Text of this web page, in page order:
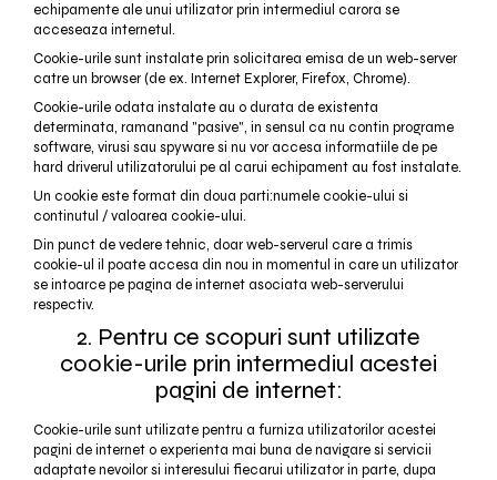
echipamente ale unui utilizator prin intermediul carora se
acceseaza internetul.
Cookie-urile sunt instalate prin solicitarea emisa de un web-server
catre un browser (de ex. Internet Explorer, Firefox, Chrome).
Cookie-urile odata instalate au o durata de existenta
determinata, ramanand "pasive", in sensul ca nu contin programe
software, virusi sau spyware si nu vor accesa informatiile de pe
hard driverul utilizatorului pe al carui echipament au fost instalate.
Un cookie este format din doua parti:numele cookie-ului si
continutul / valoarea cookie-ului.
Din punct de vedere tehnic, doar web-serverul care a trimis
cookie-ul il poate accesa din nou in momentul in care un utilizator
se intoarce pe pagina de internet asociata web-serverului
respectiv.
2. Pentru ce scopuri sunt utilizate
cookie-urile prin intermediul acestei
pagini de internet:
Cookie-urile sunt utilizate pentru a furniza utilizatorilor acestei
pagini de internet o experienta mai buna de navigare si servicii
adaptate nevoilor si interesului fiecarui utilizator in parte, dupa